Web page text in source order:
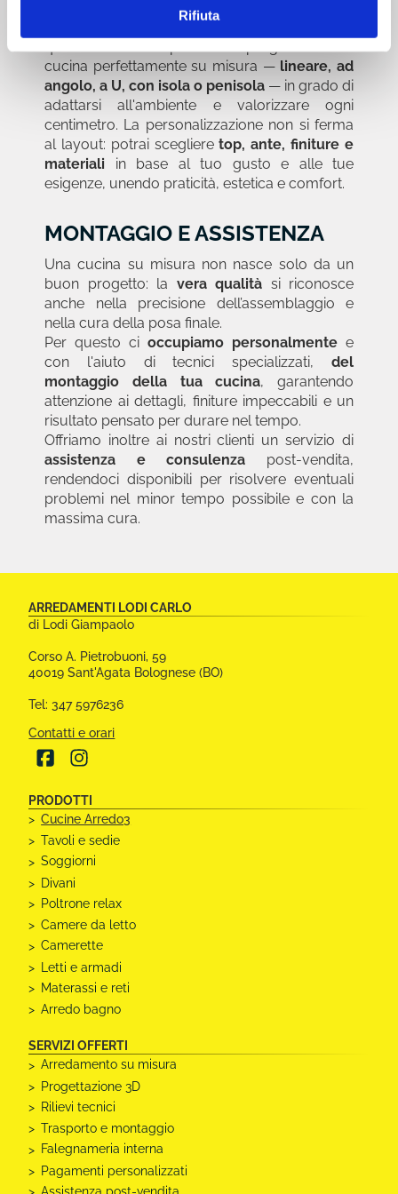
Rifiuta
, studiamo lo spazio disponibile e
cucina perfettamente su misura — lineare, ad
angolo, a U, con isola o penisola — in grado di
adattarsi all'ambiente e valorizzare ogni
centimetro. La personalizzazione non si ferma
al layout: potrai sceglieretop, ante, finiture e
materiali in base al tuo gusto e alle tue
esigenze, unendo praticità, estetica e comfort.
MONTAGGIO E ASSISTENZA
Una cucina su misura non nasce solo da un
buon progetto: la vera qualità si riconosce
anche nella precisione dell’assemblaggio e
nella cura della posa finale.
Per questo ci occupiamo personalmente e
con l'aiuto di tecnici specializzati, del
montaggio della tua cucina, garantendo
attenzione ai dettagli, finiture impeccabili e un
risultato pensato per durare nel tempo.
Offriamo inoltre ai nostri clienti un servizio di
assistenza e consulenza post-vendita,
rendendoci disponibili per risolvere eventuali
problemi nel minor tempo possibile e con la
massima cura.
CONTATTI
E
ALTRE
INFORMAZIONI
ARREDAMENTI LODI CARLO
di Lodi Giampaolo
Corso A. Pietrobuoni, 59
40019 Sant'Agata Bolognese (BO)
Tel: 347 5976236
Contatti e orari
PRODOTTI
Cucine Arredo3
Tavoli e sedie
Soggiorni
Divani
Poltrone relax
Camere da letto
Camerette
Letti e armadi
Materassi e reti
Arredo bagno
SERVIZI OFFERTI
Arredamento su misura
Progettazione 3D
Rilievi tecnici
Trasporto e montaggio
Falegnameria interna
Pagamenti personalizzati